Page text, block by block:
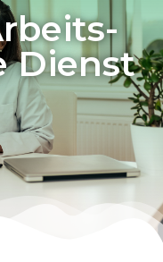
Dienst